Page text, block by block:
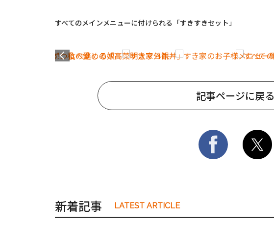
すべてのメインメニューに付けられる「すきすきセット」
記事ページに戻る
新着記事 LATEST ARTICLE